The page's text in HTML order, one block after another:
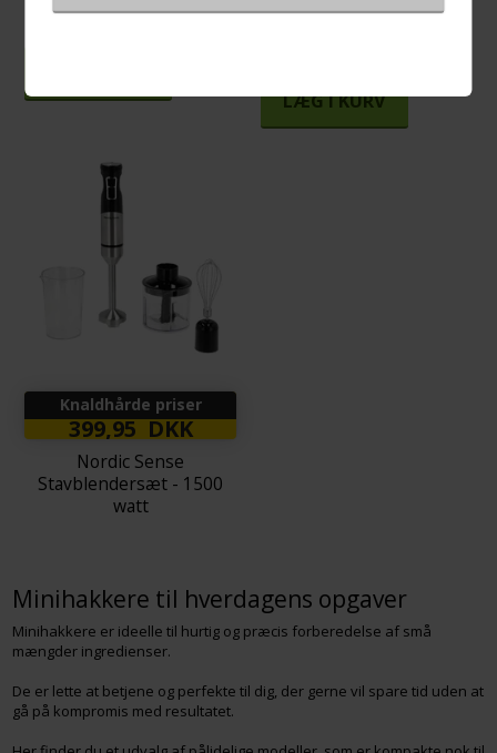
LÆG I KURV
Knaldhårde priser
399,95 DKK
Nordic Sense
Stavblendersæt - 1500
watt
Minihakkere til hverdagens opgaver
Minihakkere er ideelle til hurtig og præcis forberedelse af små
mængder ingredienser.
De er lette at betjene og perfekte til dig, der gerne vil spare tid uden at
gå på kompromis med resultatet.